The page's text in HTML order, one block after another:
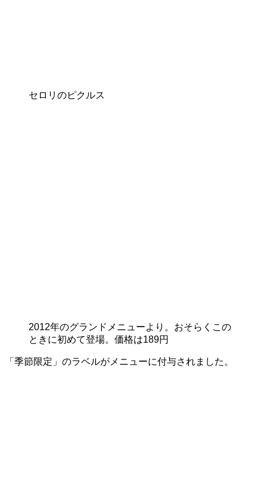
セロリのピクルス
2012年のグランドメニューより。おそらくこの
ときに初めて登場。価格は189円
「季節限定」のラベルがメニューに付与されました。